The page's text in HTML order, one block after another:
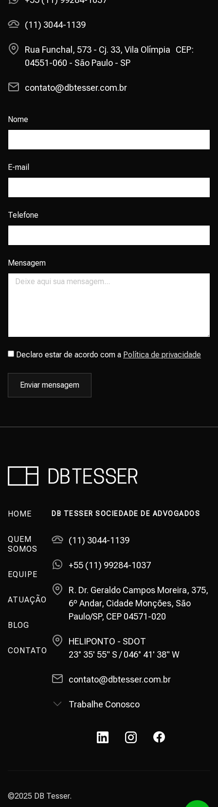
(11) 3044-1139
Rua Funchal, 573 - Cj. 33, Vila Olímpia CEP:
04551-060 - São Paulo - SP
contato@dbtesser.com.br
Nome
E-mail
Telefone
Mensagem
Declaro estar de acordo com a Política de privacidade
Enviar mensagem
HOME
QUEM
SOMOS
EQUIPE
ATUAÇÃO
BLOG
CONTATO
DB TESSER SOCIEDADE DE ADVOGADOS
(11) 3044-1139
+55 (11) 99284-1037
R. Dr. Geraldo Campos Moreira, 375,
6º Andar, Cidade Monções, São
Paulo/SP, CEP 04571-020
HELIPONTO - SDOT
23° 35' 55" S / 046° 41' 38" W
contato@dbtesser.com.br
Trabalhe Conosco
©2025 DB Tesser.